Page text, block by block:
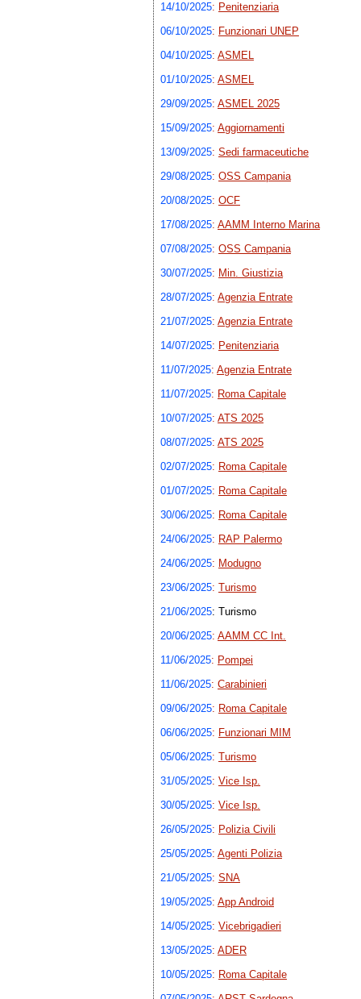
14/10/2025: Penitenziaria
06/10/2025: Funzionari UNEP
04/10/2025: ASMEL
01/10/2025: ASMEL
29/09/2025: ASMEL 2025
15/09/2025: Aggiornamenti
13/09/2025: Sedi farmaceutiche
29/08/2025: OSS Campania
20/08/2025: OCF
17/08/2025: AAMM Interno Marina
07/08/2025: OSS Campania
30/07/2025: Min. Giustizia
28/07/2025: Agenzia Entrate
21/07/2025: Agenzia Entrate
14/07/2025: Penitenziaria
11/07/2025: Agenzia Entrate
11/07/2025: Roma Capitale
10/07/2025: ATS 2025
08/07/2025: ATS 2025
02/07/2025: Roma Capitale
01/07/2025: Roma Capitale
30/06/2025: Roma Capitale
24/06/2025: RAP Palermo
24/06/2025: Modugno
23/06/2025: Turismo
21/06/2025: Turismo
20/06/2025: AAMM CC Int.
11/06/2025: Pompei
11/06/2025: Carabinieri
09/06/2025: Roma Capitale
06/06/2025: Funzionari MIM
05/06/2025: Turismo
31/05/2025: Vice Isp.
30/05/2025: Vice Isp.
26/05/2025: Polizia Civili
25/05/2025: Agenti Polizia
21/05/2025: SNA
19/05/2025: App Android
14/05/2025: Vicebrigadieri
13/05/2025: ADER
10/05/2025: Roma Capitale